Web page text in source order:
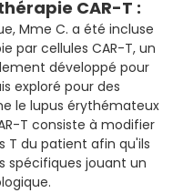
CAR-T :
Mme C. a été incluse
par cellules CAR-T, un
développé pour
exploré pour des
le lupus érythémateux
T consiste à modifier
T du patient afin qu'ils
spécifiques jouant un